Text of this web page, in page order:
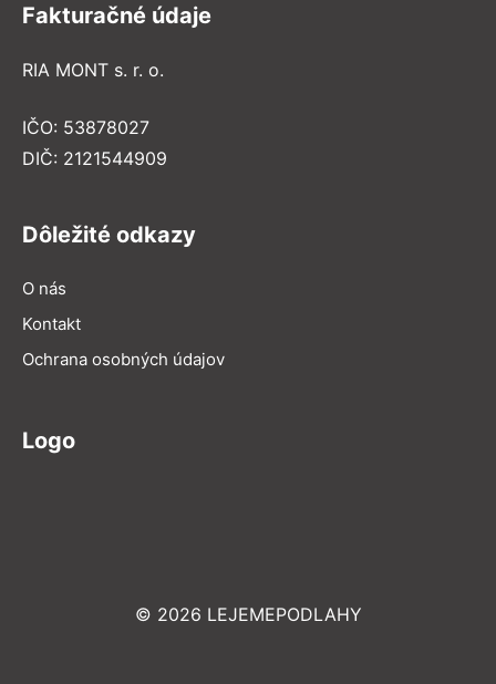
Fakturačné údaje
RIA MONT s. r. o.
IČO: 53878027
DIČ: 2121544909
Dôležité odkazy
O nás
Kontakt
Ochrana osobných údajov
Logo
© 2026 LEJEMEPODLAHY